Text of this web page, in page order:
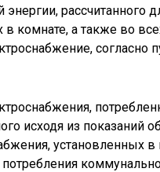
энергии,
комнате, а также во
согласно
исходя из показаний
установленных